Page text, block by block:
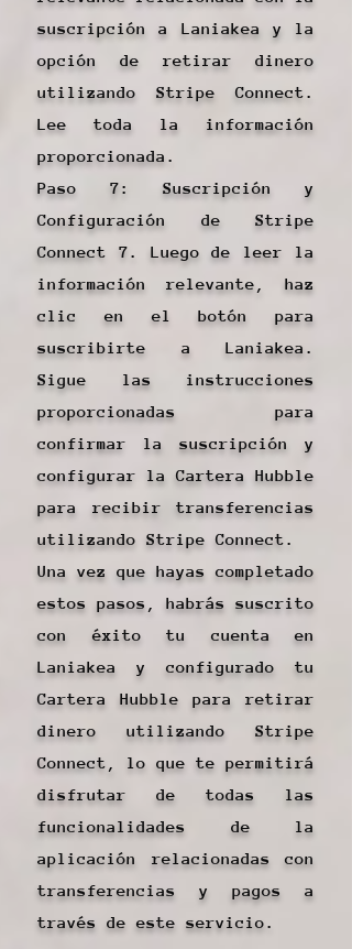
suscripción a Laniakea y la
opción de retirar dinero
utilizando Stripe Connect.
Lee toda la información
proporcionada.
Paso 7: Suscripción y
Configuración de Stripe
Connect 7. Luego de leer la
información relevante, haz
clic en el botón para
suscribirte a Laniakea.
Sigue las instrucciones
proporcionadas para
confirmar la suscripción y
configurar la Cartera Hubble
para recibir transferencias
utilizando Stripe Connect.
Una vez que hayas completado
estos pasos, habrás suscrito
con éxito tu cuenta en
Laniakea y configurado tu
Cartera Hubble para retirar
dinero utilizando Stripe
Connect, lo que te permitirá
disfrutar de todas las
funcionalidades de la
aplicación relacionadas con
transferencias y pagos a
través de este servicio.